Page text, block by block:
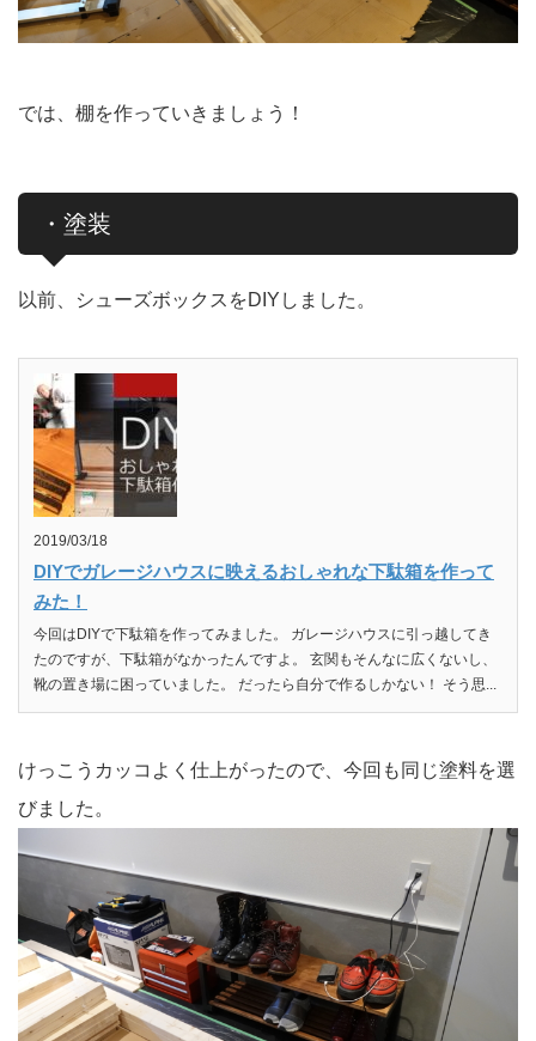
では、棚を作っていきましょう！
・塗装
以前、シューズボックスをDIYしました。
2019/03/18
DIYでガレージハウスに映えるおしゃれな下駄箱を作って
みた！
今回はDIYで下駄箱を作ってみました。 ガレージハウスに引っ越してき
たのですが、下駄箱がなかったんですよ。 玄関もそんなに広くないし、
靴の置き場に困っていました。 だったら自分で作るしかない！ そう思...
けっこうカッコよく仕上がったので、今回も同じ塗料を選
びました。